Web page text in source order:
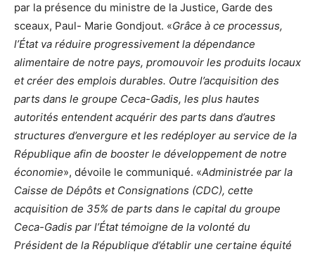
par la présence du ministre de la Justice, Garde des
sceaux, Paul- Marie Gondjout. «Grâce à ce processus,
l’État va réduire progressivement la dépendance
alimentaire de notre pays, promouvoir les produits locaux
et créer des emplois durables. Outre l’acquisition des
parts dans le groupe Ceca-Gadis, les plus hautes
autorités entendent acquérir des parts dans d’autres
structures d’envergure et les redéployer au service de la
République afin de booster le développement de notre
économie», dévoile le communiqué. «Administrée par la
Caisse de Dépôts et Consignations (CDC), cette
acquisition de 35% de parts dans le capital du groupe
Ceca-Gadis par l’État témoigne de la volonté du
Président de la République d’établir une certaine équité